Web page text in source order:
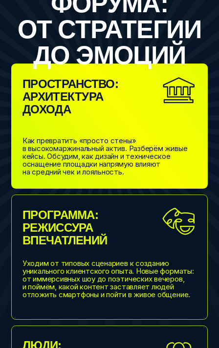
Маркетинг без «слива» бюджета в эпоху
дефицита привычных каналов. Как эффективно
Мы обсудим партнёрские интеграции, работу
с лидерами мнений и способы привлечения
спонсоров на события.
НА СЦЕНЕ
ПРАКТИКИ
И ВИЗИОНЕРЫ
популярный ведущий
АРТЕМ БЫЧИХИН